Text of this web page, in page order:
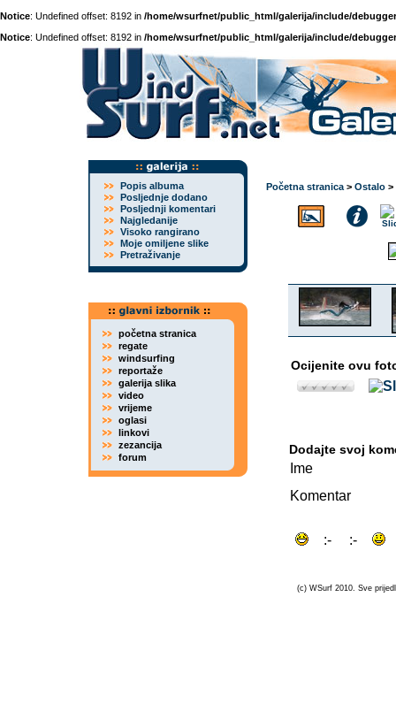
Notice: Undefined offset: 8192 in /home/wsurfnet/public_html/galerija/include/
Notice: Undefined offset: 8192 in /home/wsurfnet/public_html/galerija/include/
Popis albuma
Posljednje dodano
Posljednji komentari
Najgledanije
Visoko rangirano
Moje omiljene slike
Pretraživanje
početna stranica
regate
windsurfing
reportaže
galerija slika
video
vrijeme
oglasi
linkovi
zezancija
forum
Početna stranica > Ostalo >
Ocijenite ovu
Dodajte svoj
Ime
Komentar
(c) WSurf 2010. Sve